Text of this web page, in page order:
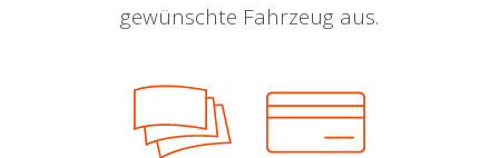
gewünschte Fahrzeug aus.